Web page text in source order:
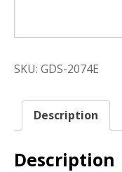
SKU: GDS-2074E
Description
Description